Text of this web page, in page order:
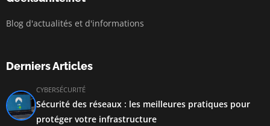
Blog d'actualités et d'informations
Derniers Articles
CYBERSÉCURITÉ
Sécurité des réseaux : les meilleures pratiques pour
protéger votre infrastructure